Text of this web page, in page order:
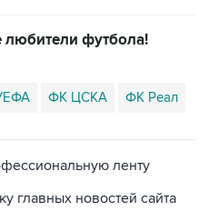
футбола!
ФК ЦСКА ФК Реал
ленту
главных новостей сайта